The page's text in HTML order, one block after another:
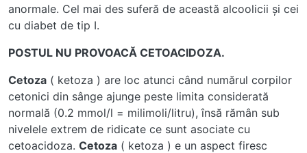
anormale. Cel mai des suferă de această alcoolicii şi cei
cu diabet de tip I.
POSTUL NU PROVOACĂ CETOACIDOZA.
Cetoza ( ketoza ) are loc atunci când numărul corpilor
cetonici din sânge ajunge peste limita considerată
normală (0.2 mmol/l = milimoli/litru), însă rămân sub
nivelele extrem de ridicate ce sunt asociate cu
cetoacidoza. Cetoza ( ketoza ) e un aspect firesc